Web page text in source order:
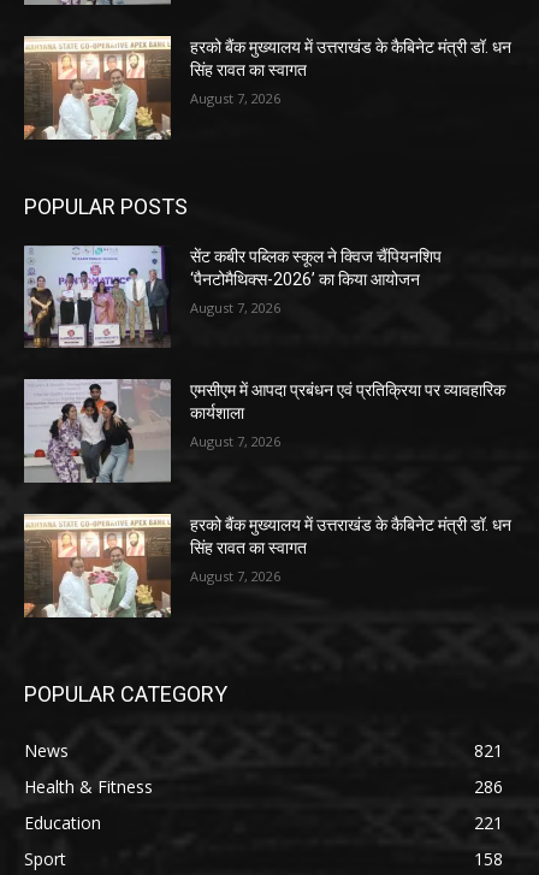
हरको बैंक मुख्यालय में उत्तराखंड के कैबिनेट मंत्री डॉ. धन
सिंह रावत का स्वागत
August 7, 2026
POPULAR POSTS
सेंट कबीर पब्लिक स्कूल ने क्विज चैंपियनशिप
‘पैनटोमैथिक्स-2026’ का किया आयोजन
August 7, 2026
एमसीएम में आपदा प्रबंधन एवं प्रतिक्रिया पर व्यावहारिक
कार्यशाला
August 7, 2026
हरको बैंक मुख्यालय में उत्तराखंड के कैबिनेट मंत्री डॉ. धन
सिंह रावत का स्वागत
August 7, 2026
POPULAR CATEGORY
News
821
Health & Fitness
286
Education
221
Sport
158